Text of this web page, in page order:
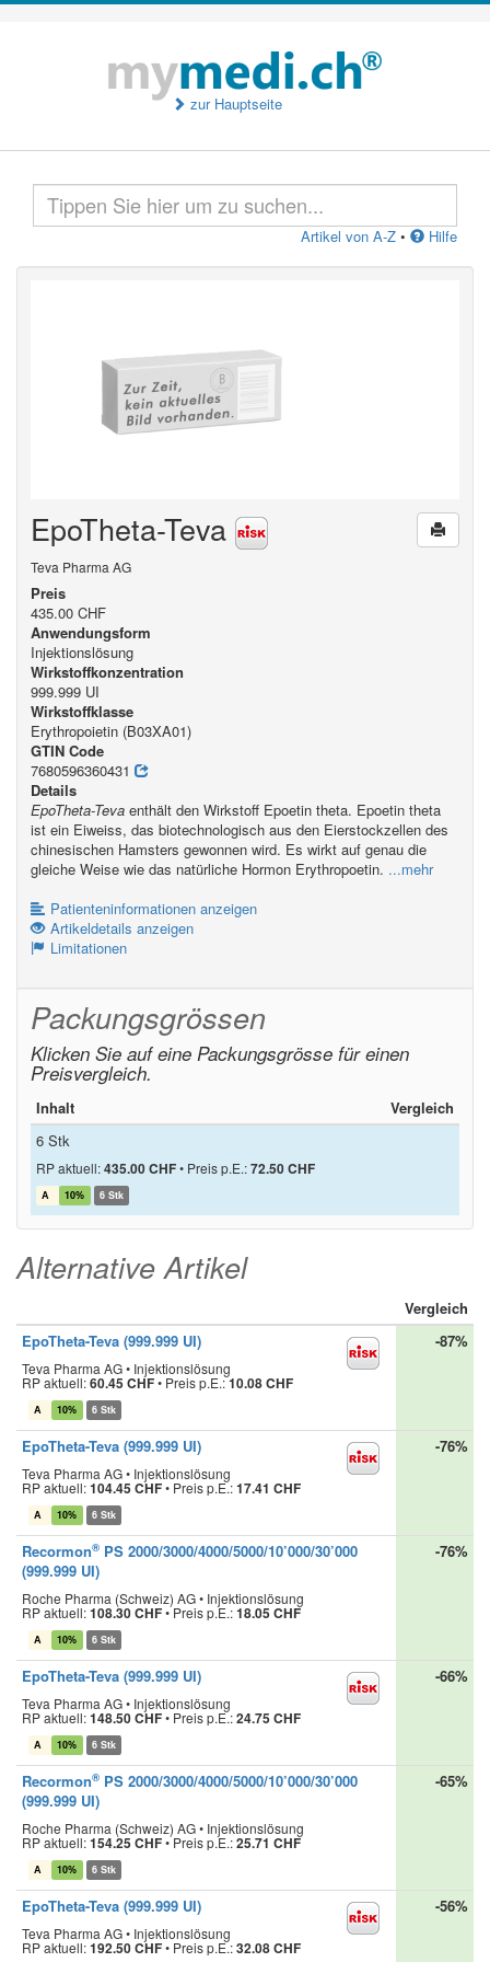
zur Hauptseite
Artikel von A-Z • Hilfe
EpoTheta-Teva
Teva Pharma AG
Preis
435.00 CHF
Anwendungsform
Injektionslösung
Wirkstoffkonzentration
999.999 UI
Wirkstoffklasse
Erythropoietin (B03XA01)
GTIN Code
7680596360431
Details
EpoTheta-Teva enthält den Wirkstoff Epoetin theta. Epoetin theta
ist ein Eiweiss, das biotechnologisch aus den Eierstockzellen des
chinesischen Hamsters gewonnen wird. Es wirkt auf genau die
gleiche Weise wie das natürliche Hormon Erythropoetin. ...mehr
Patienteninformationen anzeigen
Artikeldetails anzeigen
Limitationen
Packungsgrössen
Klicken Sie auf eine Packungsgrösse für einen
Preisvergleich.
Inhalt
Vergleich
6 Stk
RP aktuell:435.00 CHF• Preis p.E.:72.50 CHF
A 10% 6 Stk
Alternative Artikel
Vergleich
EpoTheta-Teva (999.999 UI)
Teva Pharma AG • Injektionslösung
RP aktuell:60.45 CHF• Preis p.E.:10.08 CHF
A 10% 6 Stk
-87%
EpoTheta-Teva (999.999 UI)
Teva Pharma AG • Injektionslösung
RP aktuell:104.45 CHF• Preis p.E.:17.41 CHF
A 10% 6 Stk
-76%
Recormon® PS 2000/3000/4000/5000/10’000/30’000
(999.999 UI)
Roche Pharma (Schweiz) AG • Injektionslösung
RP aktuell:108.30 CHF•Preis p.E.:18.05 CHF
A 10% 6 Stk
-76%
EpoTheta-Teva (999.999 UI)
Teva Pharma AG • Injektionslösung
RP aktuell:148.50 CHF• Preis p.E.:24.75 CHF
A 10% 6 Stk
-66%
Recormon® PS 2000/3000/4000/5000/10’000/30’000
(999.999 UI)
Roche Pharma (Schweiz) AG • Injektionslösung
RP aktuell:154.25 CHF•Preis p.E.:25.71 CHF
A 10% 6 Stk
-65%
EpoTheta-Teva (999.999 UI)
Teva Pharma AG • Injektionslösung
RP aktuell:192.50 CHF• Preis p.E.:32.08 CHF
-56%